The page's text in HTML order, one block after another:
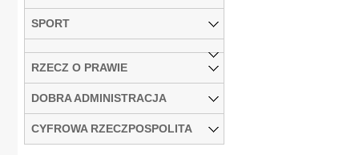
SPORT
RZECZ O PRAWIE
DOBRA ADMINISTRACJA
CYFROWA RZECZPOSPOLITA